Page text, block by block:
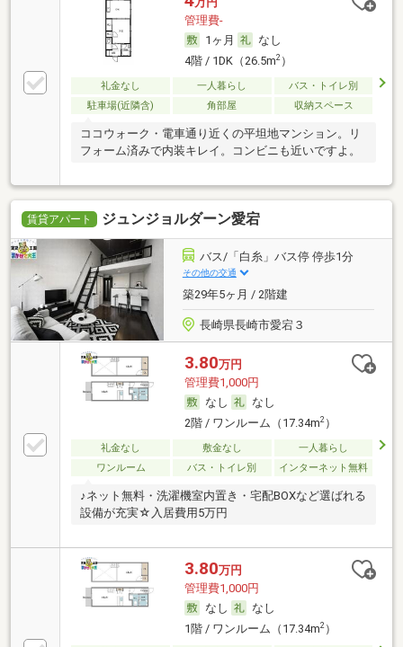
管理費-
1ヶ月
なし
4階 / 1DK（26.5m2）
礼金なし 一人暮らし
バス・トイレ別
駐車場(近隣含)
角部屋 収納スペース
ココウォーク・電車通り近くの平坦地マンション。リ
フォーム済みで内装キレイ。コンビニも近いですよ。
賃貸アパート ジュンジョルダーン愛宕
バス/「白糸」バス停 停歩1分
その他の交通
築29年5ヶ月 / 2階建
長崎県長崎市愛宕３
3.80万円
管理費1,000円
なし
なし
2階 / ワンルーム（17.34m2）
礼金なし 敷金なし
一人暮らし
ワンルーム
バス・トイレ別 インターネット無料
♪ネット無料・洗濯機室内置き・宅配BOXなど選ばれる
設備が充実☆入居費用5万円
3.80万円
管理費1,000円
なし
なし
1階 / ワンルーム（17.34m2）